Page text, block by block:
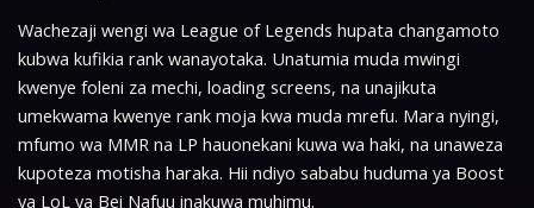
Wachezaji wengi wa League of Legends hupata changamoto
kubwa kufikia rank wanayotaka. Unatumia muda mwingi
kwenye foleni za mechi, loading screens, na unajikuta
umekwama kwenye rank moja kwa muda mrefu. Mara nyingi,
mfumo wa MMR na LP hauonekani kuwa wa haki, na unaweza
kupoteza motisha haraka. Hii ndiyo sababu huduma ya Boost
ya LoL ya Bei Nafuu inakuwa muhimu.